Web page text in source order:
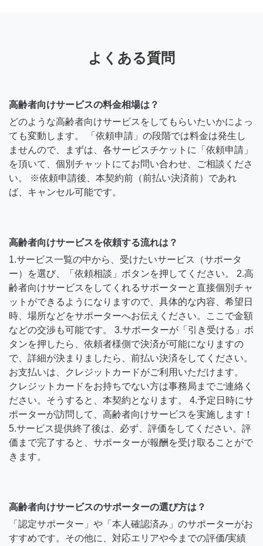
よくある質問
高齢者向けサービスの料金相場は？
どのような高齢者向けサービスをしてもらいたいかによっ
ても変動します。 「依頼申請」の段階では料金は発生し
ませんので、まずは、各サービスチケットに「依頼申請」
を頂いて、個別チャットにてお問い合わせ、ご相談くださ
い。 ※依頼申請後、本契約前（前払い決済前）であれ
ば、キャンセル可能です。
高齢者向けサービスを依頼する流れは？
1.サービス一覧の中から、受けたいサービス（サポータ
ー）を選び、「依頼相談」ボタンを押してください。 2.高
齢者向けサービスをしてくれるサポーターと直接個別チャ
ットができるようになりますので、具体的な内容、希望日
時、場所などをサポーターへお伝えください。ここで金額
などの交渉も可能です。 3.サポーターが「引き受ける」ボ
タンを押したら、依頼者様側で決済が可能になりますの
で、詳細が決まりましたら、前払い決済をしてください。
お支払いは、クレジットカードがご利用いただけます。
クレジットカードをお持ちでない方は事務局までご連絡く
ださい。そうすると、本契約となります。 4.予定日時にサ
ポーターが訪問して、高齢者向けサービスを実施します！
5.サービス提供終了後は、必ず、評価をしてください。評
価まで完了すると、サポーターが報酬を受け取ることがで
きます。
高齢者向けサービスのサポーターの選び方は？
「認定サポーター」や「本人確認済み」のサポーターがお
すすめです。その他に、対応エリアや今までの評価/実績